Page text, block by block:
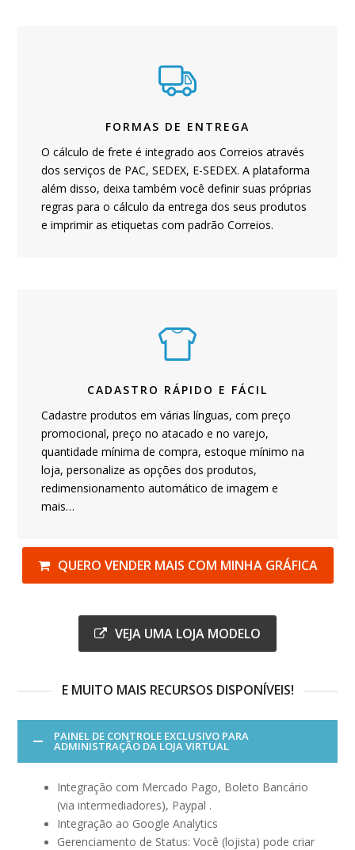
FORMAS DE ENTREGA
O cálculo de frete é integrado aos Correios através
dos serviços de PAC, SEDEX, E-SEDEX. A plataforma
além disso, deixa também você definir suas próprias
regras para o cálculo da entrega dos seus produtos
e imprimir as etiquetas com padrão Correios.
CADASTRO RÁPIDO E FÁCIL
Cadastre produtos em várias línguas, com preço
promocional, preço no atacado e no varejo,
quantidade mínima de compra, estoque mínimo na
loja, personalize as opções dos produtos,
redimensionamento automático de imagem e
mais…
QUERO VENDER MAIS COM MINHA GRÁFICA
VEJA UMA LOJA MODELO
E MUITO MAIS RECURSOS DISPONÍVEIS!
PAINEL DE CONTROLE EXCLUSIVO PARA
ADMINISTRAÇÃO DA LOJA VIRTUAL
Integração com Mercado Pago, Boleto Bancário
(via intermediadores), Paypal .
Integração ao Google Analytics
Gerenciamento de Status: Você (lojista) pode criar